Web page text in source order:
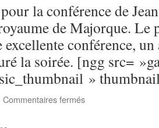
la conférence de
de Majorque. Le
excellente conférence,
la soirée. [ngg src=
»
Commentaires fermés